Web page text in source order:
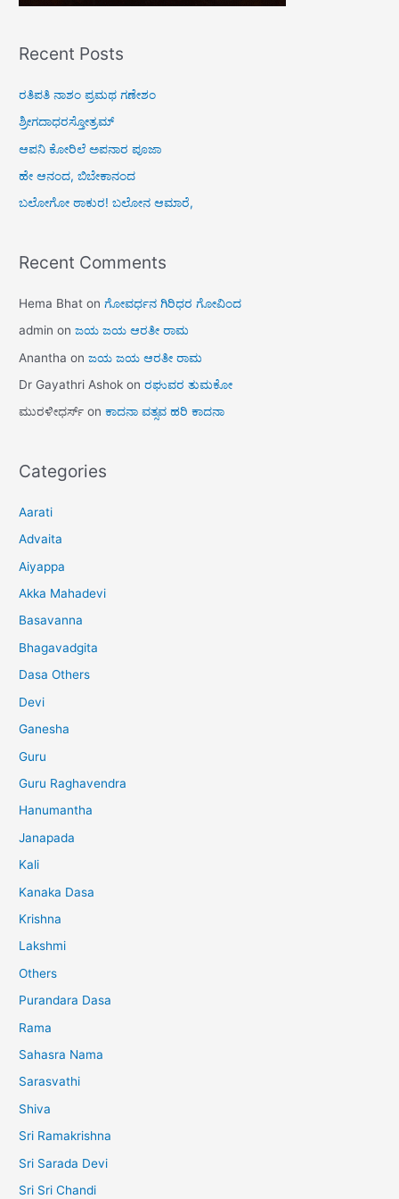
Recent Posts
ರತಿಪತಿ ನಾಶಂ ಪ್ರಮಥ ಗಣೇಶಂ
ಶ್ರೀಗದಾಧರಸ್ತೋತ್ರಮ್
ಆಪನಿ ಕೋರಿಲೆ ಅಪನಾರ ಪೂಜಾ
ಹೇ ಆನಂದ, ಬಿಬೇಕಾನಂದ
ಬಲೋಗೋ ಠಾಕುರ! ಬಲೋನ ಆಮಾರೆ,
Recent Comments
Hema Bhat onಗೋವರ್ಧನ ಗಿರಿಧರ ಗೋವಿಂದ
admin onಜಯ ಜಯ ಆರತೀ ರಾಮ
Anantha onಜಯ ಜಯ ಆರತೀ ರಾಮ
Dr Gayathri Ashok onರಘುವರ ತುಮಕೋ
ಮುರಳೀಧರ್ಸ್ onಕಾದನಾ ವತ್ಸವ ಹರಿ ಕಾದನಾ
Categories
Aarati
Advaita
Aiyappa
Akka Mahadevi
Basavanna
Bhagavadgita
Dasa Others
Devi
Ganesha
Guru
Guru Raghavendra
Hanumantha
Janapada
Kali
Kanaka Dasa
Krishna
Lakshmi
Others
Purandara Dasa
Rama
Sahasra Nama
Sarasvathi
Shiva
Sri Ramakrishna
Sri Sarada Devi
Sri Sri Chandi